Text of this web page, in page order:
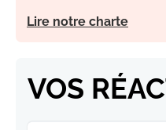
Lire notre charte
VOS